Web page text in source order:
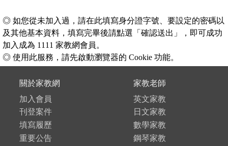
◎ 如您從未加入過，請在此填寫身分證字號、要設定的密碼以
及其他基本資料，填寫完畢後請點選「確認送出」，即可成功
加入成為 1111 家教網會員。
◎ 使用此服務，請先啟動瀏覽器的 Cookie 功能。
關於家教網
加入會員
刊登案件
填寫履歷
重要公告
家教老師
英文家教
日文家教
數學家教
鋼琴家教